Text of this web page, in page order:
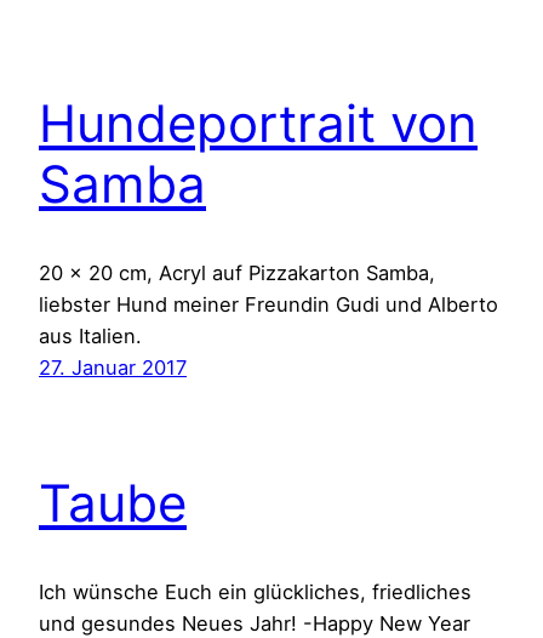
Hundeportrait von
Samba
20 x 20 cm, Acryl auf Pizzakarton Samba,
liebster Hund meiner Freundin Gudi und Alberto
aus Italien.
27. Januar 2017
Taube
Ich wünsche Euch ein glückliches, friedliches
und gesundes Neues Jahr! -Happy New Year